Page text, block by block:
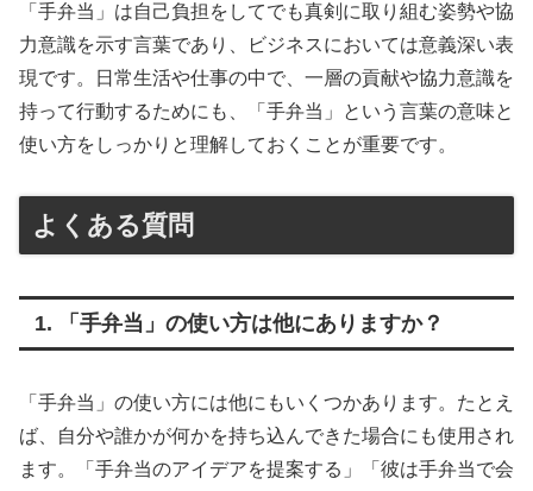
「手弁当」は自己負担をしてでも真剣に取り組む姿勢や協
力意識を示す言葉であり、ビジネスにおいては意義深い表
現です。日常生活や仕事の中で、一層の貢献や協力意識を
持って行動するためにも、「手弁当」という言葉の意味と
使い方をしっかりと理解しておくことが重要です。
よくある質問
1. 「手弁当」の使い方は他にありますか？
「手弁当」の使い方には他にもいくつかあります。たとえ
ば、自分や誰かが何かを持ち込んできた場合にも使用され
ます。「手弁当のアイデアを提案する」「彼は手弁当で会